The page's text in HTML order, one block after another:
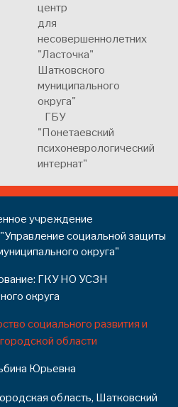
центр
для
несовершеннолетних
"Ласточка"
Шатковского
муниципального
округа"
ГБУ
"Понетаевский
психоневрологический
интернат"
учреждение
социальной защиты
округа"
ГКУ НО УСЗН
округа
социального развития и
области
Юрьевна
область, Шатковский